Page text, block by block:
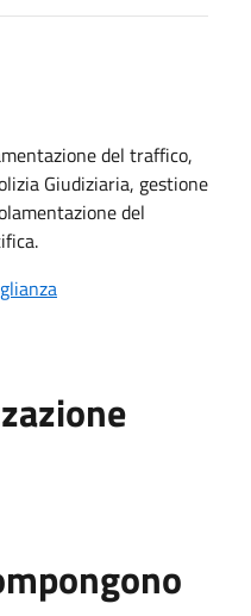
del traffico,
Giudiziaria, gestione
del